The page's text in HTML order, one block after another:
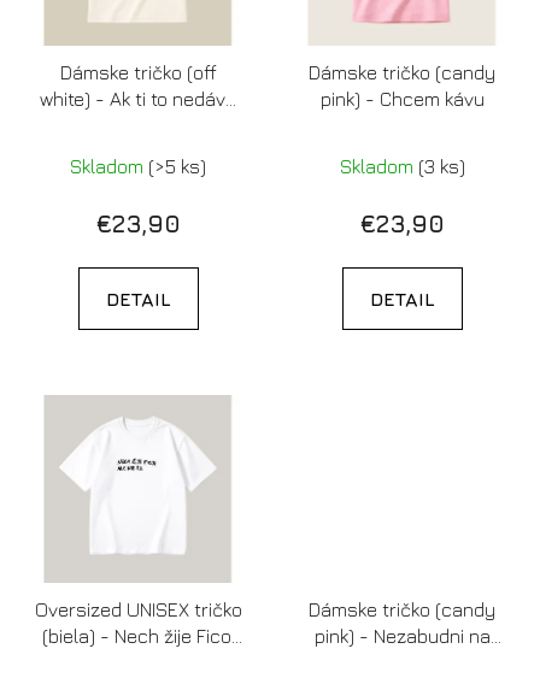
Dámske tričko (off
white) - Ak ti to nedáva
nepatrí
Skladom (>5 ks)
€23,90
DETAIL
Dámske tričko (candy
pink) - Chcem kávu
Skladom (3 ks)
€23,90
DETAIL
Oversized UNISEX tričko
(biela) - Nech žije Fico!
Dámske tričko (candy
pink) - Nezabudni na